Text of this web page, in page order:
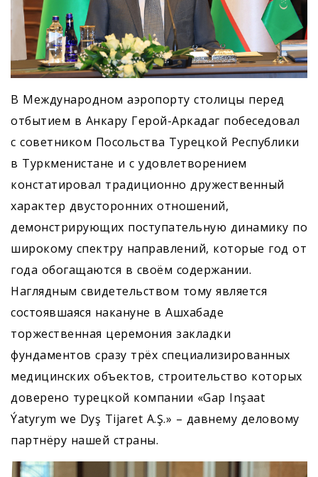
В Международном аэропорту столицы перед
отбытием в Анкару Герой-Аркадаг побеседовал
с советником Посольства Турецкой Республики
в Туркменистане и с удовлетворением
констатировал традиционно дружественный
характер двусторонних отношений,
демонстрирующих поступательную динамику по
широкому спектру направлений, которые год от
года обогащаются в своём содержании.
Наглядным свидетельством тому является
состоявшаяся накануне в Ашхабаде
торжественная церемония закладки
фундаментов сразу трёх специализированных
медицинских объектов, строительство которых
доверено турецкой компании «Gap Inşaat
Ýatyrym we Dyş Tijaret A.Ş.» – давнему деловому
партнёру нашей страны.